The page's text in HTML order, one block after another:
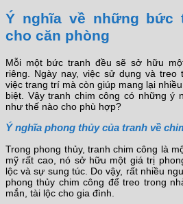
Ý nghĩa về những bức
cho căn phòng
Mỗi một bức tranh đều sẽ sở hữu
riêng. Ngày nay, việc sử dụng và
việc trang trí mà còn giúp mang lại
biệt. Vậy tranh chim công có những ý
như thế nào cho phù hợp?
Ý nghĩa phong thủy của tranh về
Trong phong thủy, tranh chim công là
mỹ rất cao, nó sở hữu một giá trị
lộc và sự sung túc. Do vậy, rất nhiều
phong thủy chim công để treo trong
mắn, tài lộc cho gia đình.